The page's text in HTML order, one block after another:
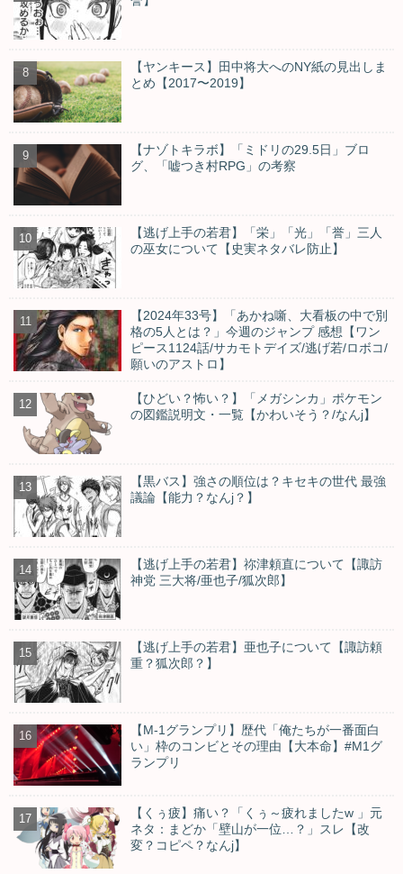
【ヤンキース】田中将大へのNY紙の見出しま
とめ【2017〜2019】
【ナゾトキラボ】「ミドリの29.5日」ブロ
グ、「嘘つき村RPG」の考察
【逃げ上手の若君】「栄」「光」「誉」三人
の巫女について【史実ネタバレ防止】
【2024年33号】「あかね噺、大看板の中で別
格の5人とは？」今週のジャンプ 感想【ワン
ピース1124話/サカモトデイズ/逃げ若/ロボコ/
願いのアストロ】
【ひどい？怖い？】「メガシンカ」ポケモン
の図鑑説明文・一覧【かわいそう？/なんj】
【黒バス】強さの順位は？キセキの世代 最強
議論【能力？なんj？】
【逃げ上手の若君】祢津頼直について【諏訪
神党 三大将/亜也子/狐次郎】
【逃げ上手の若君】亜也子について【諏訪頼
重？狐次郎？】
【M-1グランプリ】歴代「俺たちが一番面白
い」枠のコンビとその理由【大本命】#M1グ
ランプリ
【くぅ疲】痛い？「くぅ～疲れましたw 」元
ネタ：まどか「壁山が一位…？」スレ【改
変？コピペ？なんj】